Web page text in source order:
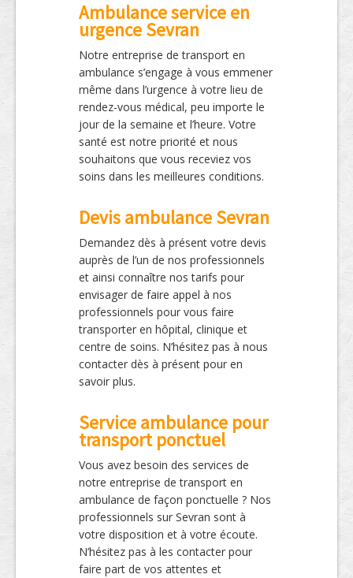
Ambulance service en
urgence Sevran
Notre entreprise de transport en
ambulance s’engage à vous emmener
même dans l’urgence à votre lieu de
rendez-vous médical, peu importe le
jour de la semaine et l’heure. Votre
santé est notre priorité et nous
souhaitons que vous receviez vos
soins dans les meilleures conditions.
Devis ambulance Sevran
Demandez dès à présent votre devis
auprès de l’un de nos professionnels
et ainsi connaître nos tarifs pour
envisager de faire appel à nos
professionnels pour vous faire
transporter en hôpital, clinique et
centre de soins. N’hésitez pas à nous
contacter dès à présent pour en
savoir plus.
Service ambulance pour
transport ponctuel
Vous avez besoin des services de
notre entreprise de transport en
ambulance de façon ponctuelle ? Nos
professionnels sur Sevran sont à
votre disposition et à votre écoute.
N’hésitez pas à les contacter pour
faire part de vos attentes et